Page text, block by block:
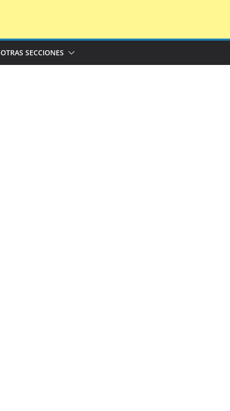
OTRAS SECCIONES